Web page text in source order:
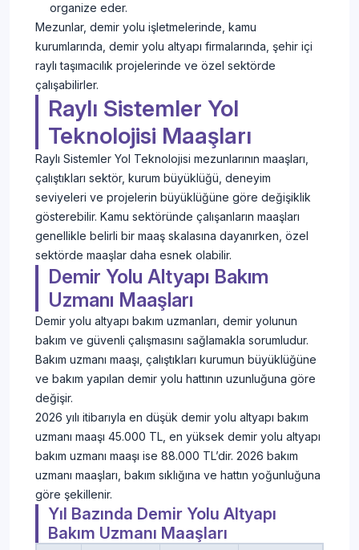
organize eder.
Mezunlar, demir yolu işletmelerinde, kamu
kurumlarında, demir yolu altyapı firmalarında, şehir içi
raylı taşımacılık projelerinde ve özel sektörde
çalışabilirler.
Raylı Sistemler Yol
Teknolojisi Maaşları
Raylı Sistemler Yol Teknolojisi mezunlarının maaşları,
çalıştıkları sektör, kurum büyüklüğü, deneyim
seviyeleri ve projelerin büyüklüğüne göre değişiklik
gösterebilir. Kamu sektöründe çalışanların maaşları
genellikle belirli bir maaş skalasına dayanırken, özel
sektörde maaşlar daha esnek olabilir.
Demir Yolu Altyapı Bakım
Uzmanı Maaşları
Demir yolu altyapı bakım uzmanları, demir yolunun
bakım ve güvenli çalışmasını sağlamakla sorumludur.
Bakım uzmanı maaşı, çalıştıkları kurumun büyüklüğüne
ve bakım yapılan demir yolu hattının uzunluğuna göre
değişir.
2026 yılı itibarıyla en düşük demir yolu altyapı bakım
uzmanı maaşı 45.000 TL, en yüksek demir yolu altyapı
bakım uzmanı maaşı ise 88.000 TL’dir. 2026 bakım
uzmanı maaşları, bakım sıklığına ve hattın yoğunluğuna
göre şekillenir.
Yıl Bazında Demir Yolu Altyapı
Bakım Uzmanı Maaşları